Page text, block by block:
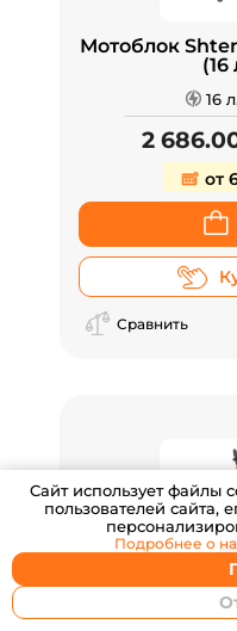
Мотоблок
16
2
от
Сравнить
Cайт использует файлы
пользователей сайта,
Подробнее о